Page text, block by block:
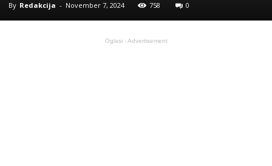
By Redakcija - November 7, 2024 758 0
Oglasi - Advertisement